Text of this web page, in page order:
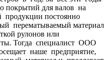
покрытий для валов на
постоянно
перематываемый материал
рулонов или
Тогда специалист ООО
наше предприятие,